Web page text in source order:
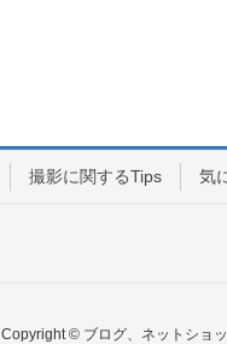
撮影に関するTips 気
Copyright © ブログ、ネットショ